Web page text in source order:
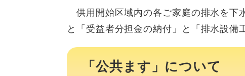
供用開始区域内の各ご家庭の排水を下
と「受益者分担金の納付」と「排水設備
「公共ます」について